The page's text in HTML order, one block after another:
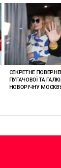
СЕКРЕТНЕ
ПУГАЧОВОЇ ТА
НОВОРІЧНУ